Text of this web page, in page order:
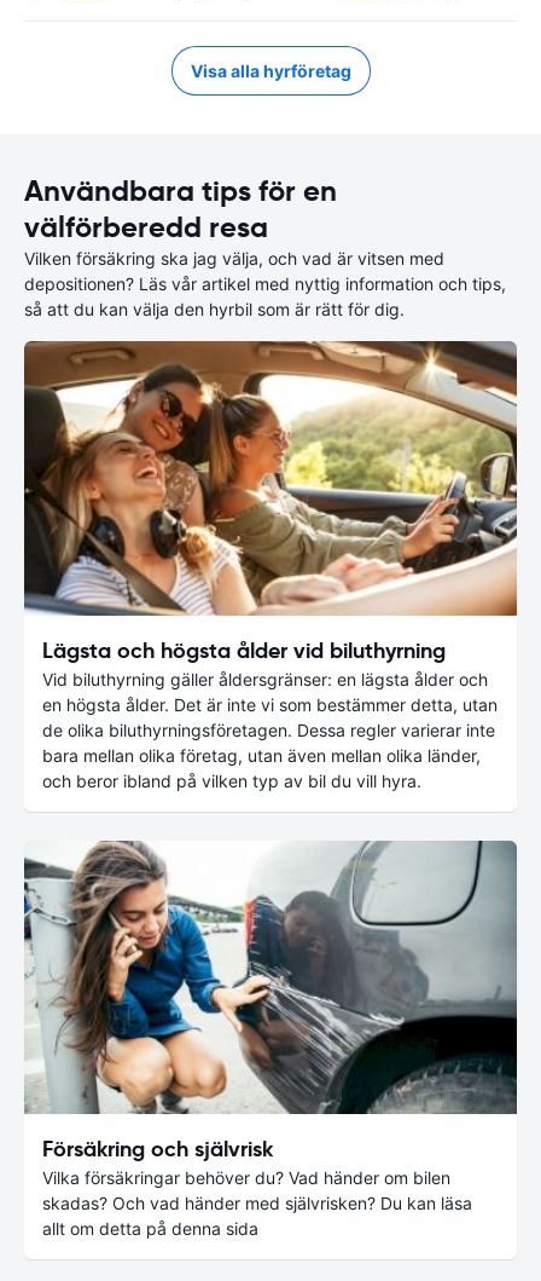
Visa alla hyrföretag
Användbara tips för en
välförberedd resa
Vilken försäkring ska jag välja, och vad är vitsen med
depositionen? Läs vår artikel med nyttig information och tips,
så att du kan välja den hyrbil som är rätt för dig.
Lägsta och högsta ålder vid biluthyrning
Vid biluthyrning gäller åldersgränser: en lägsta ålder och
en högsta ålder. Det är inte vi som bestämmer detta, utan
de olika biluthyrningsföretagen. Dessa regler varierar inte
bara mellan olika företag, utan även mellan olika länder,
och beror ibland på vilken typ av bil du vill hyra.
Försäkring och självrisk
Vilka försäkringar behöver du? Vad händer om bilen
skadas? Och vad händer med självrisken? Du kan läsa
allt om detta på denna sida